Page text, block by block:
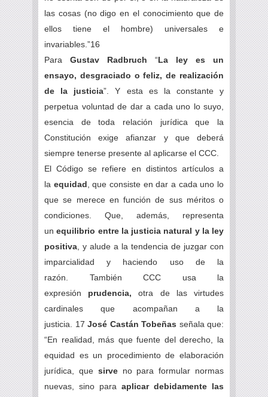
las cosas (no digo en el conocimiento que de
ellos tiene el hombre) universales e
invariables.”16
Para Gustav Radbruch “La ley es un
ensayo, desgraciado o feliz, de realización
de la justicia”. Y esta es la constante y
perpetua voluntad de dar a cada uno lo suyo,
esencia de toda relación jurídica que la
Constitución exige afianzar y que deberá
siempre tenerse presente al aplicarse el CCC.
El Código se refiere en distintos artículos a
la equidad , que consiste en dar a cada uno lo
que se merece en función de sus méritos o
condiciones. Que, además, representa
unequilibrio entre la justicia natural y la ley
positiva , y alude a la tendencia de juzgar con
imparcialidad y haciendo uso de la
razón. También CCC usa la
expresión prudencia,otra de las virtudes
cardinales que acompañan a la
justicia. 17 José Castán Tobeñas señala que:
“En realidad, más que fuente del derecho, la
equidad es un procedimiento de elaboración
jurídica, que sirveno para formular normas
nuevas, sino para aplicar debidamente las